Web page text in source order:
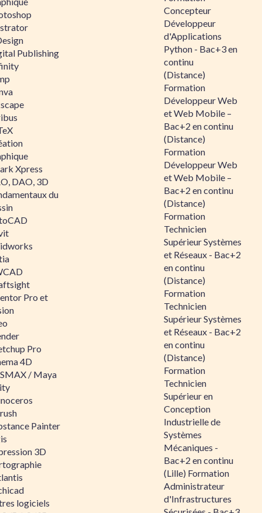
Publishing
Xpress
DAO, 3D
du
Pro et
Pro
4D
/ Maya
Painter
3D
logiciels
Concepteur
Développeur
d'Applications
Python - Bac+3 en
continu
(Distance)
Formation
Développeur Web
et Web Mobile –
Bac+2 en continu
(Distance)
Formation
Développeur Web
et Web Mobile –
Bac+2 en continu
(Distance)
Formation
Technicien
Supérieur Systèmes
et Réseaux - Bac+2
en continu
(Distance)
Formation
Technicien
Supérieur Systèmes
et Réseaux - Bac+2
en continu
(Distance)
Formation
Technicien
Supérieur en
Conception
Industrielle de
Systèmes
Mécaniques -
Bac+2 en continu
(Lille) Formation
Administrateur
d'Infrastructures